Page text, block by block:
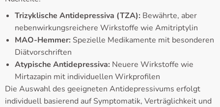
Trizyklische Antidepressiva (TZA): Bewährte, aber
nebenwirkungsreichere Wirkstoffe wie Amitriptylin
MAO-Hemmer: Spezielle Medikamente mit besonderen
Diätvorschriften
Atypische Antidepressiva: Neuere Wirkstoffe wie
Mirtazapin mit individuellen Wirkprofilen
Die Auswahl des geeigneten Antidepressivums erfolgt
individuell basierend auf Symptomatik, Verträglichkeit und